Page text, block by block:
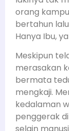
orang
bertahun
Hanya Ibu,
Meskipun
merasakan
bermata
mengkaji.
kedalaman
penggerak